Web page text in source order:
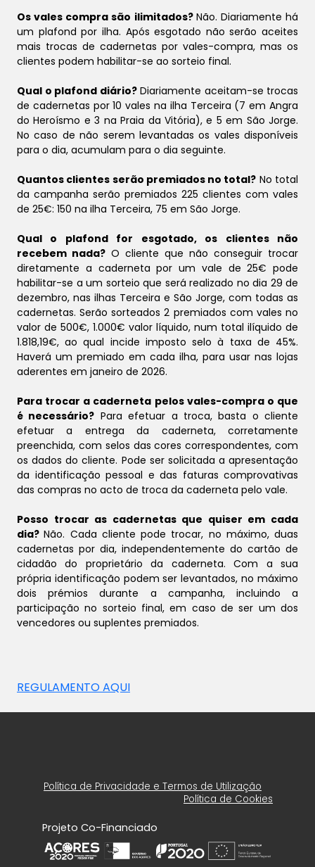
Os vales compra são ilimitados? Não. Diariamente há
um plafond por ilha. Após esgotado não serão aceites
mais trocas de cadernetas por vales-compra, mas os
clientes podem habilitar-se ao sorteio final.
Qual o plafond diário?Diariamente aceitam-se trocas
de cadernetas por 10 vales na ilha Terceira (7 em Angra
do Heroísmo e 3 na Praia da Vitória), e 5 em São Jorge.
No caso de não serem levantadas os vales disponíveis
para o dia, acumulam para o dia seguinte.
Quantos clientes serão premiados no total? No total
da campanha serão premiados 225 clientes com vales
de 25€: 150 na ilha Terceira, 75 em São Jorge.
Qual o plafond for esgotado, os clientes não
recebem nada? O cliente que não conseguir trocar
diretamente a caderneta por um vale de 25€ pode
habilitar-se a um sorteio que será realizado no dia 29 de
dezembro, nas ilhas Terceira e São Jorge, com todas as
cadernetas. Serão sorteados 2 premiados com vales no
valor de 500€, 1.000€ valor líquido, num total ilíquido de
1.818,19€, ao qual incide imposto selo à taxa de 45%.
Haverá um premiado em cada ilha, para usar nas lojas
aderentes em janeiro de 2026.
Para trocar a caderneta pelos vales-compra o que
é necessário? Para efetuar a troca, basta o cliente
efetuar a entrega da caderneta, corretamente
preenchida, com selos das cores correspondentes, com
os dados do cliente. Pode ser solicitada a apresentação
da identificação pessoal e das faturas comprovativas
das compras no acto de troca da caderneta pelo vale.
Posso trocar as cadernetas que quiser em cada
dia?Não. Cada cliente pode trocar, no máximo, duas
cadernetas por dia, independentemente do cartão de
cidadão do proprietário da caderneta. Com a sua
própria identificação podem ser levantados, no máximo
dois prémios durante a campanha, incluindo a
participação no sorteio final, em caso de ser um dos
vencedores ou suplentes premiados.
REGULAMENTO AQUI
Política de Privacidade e Termos de Utilização
Política de Cookies
Projeto Co-Financiado